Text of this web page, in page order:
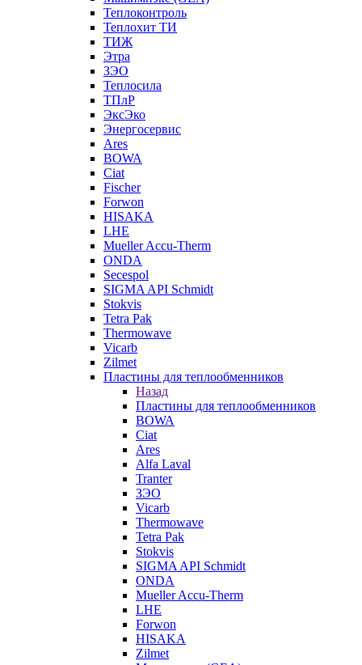
Теплоконтроль
Теплохит ТИ
ТИЖ
Этра
ЗЭО
Теплосила
ТПлР
ЭксЭко
Энергосервис
Ares
BOWA
Ciat
Fischer
Forwon
HISAKA
LHE
Mueller Accu-Therm
ONDA
Secespol
SIGMA API Schmidt
Stokvis
Tetra Pak
Thermowave
Vicarb
Zilmet
Пластины для теплообменников
Назад
Пластины для теплообменников
BOWA
Ciat
Ares
Alfa Laval
Tranter
ЗЭО
Vicarb
Thermowave
Tetra Pak
Stokvis
SIGMA API Schmidt
ONDA
Mueller Accu-Therm
LHE
Forwon
HISAKA
Zilmet